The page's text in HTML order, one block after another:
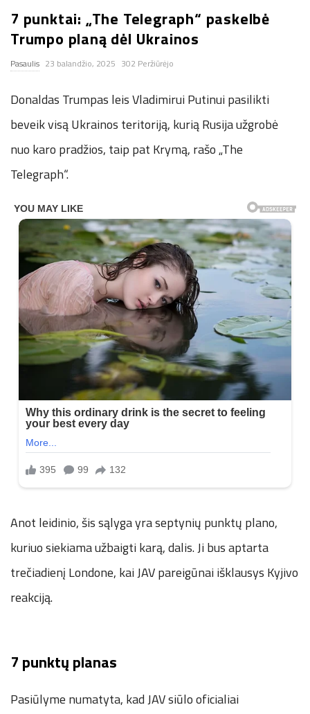
n
.
n
e
t
7 punktai: „The Telegraph“ paskelbė
Trumpo planą dėl Ukrainos
Pasaulis 23 balandžio, 2025 302 Peržiūrėjo
Donaldas Trumpas leis Vladimirui Putinui pasilikti
beveik visą Ukrainos teritoriją, kurią Rusija užgrobė
nuo karo pradžios, taip pat Krymą, rašo „The
Telegraph“.
Anot leidinio, šis sąlyga yra septynių punktų plano,
kuriuo siekiama užbaigti karą, dalis. Ji bus aptarta
trečiadienį Londone, kai JAV pareigūnai išklausys Kyjivo
reakciją.
7 punktų planas
Pasiūlyme numatyta, kad JAV siūlo oficialiai